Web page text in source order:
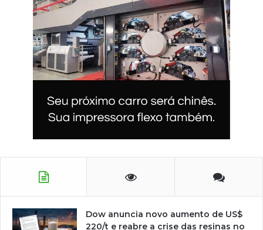
Dow anuncia novo aumento de US$
220/t e reabre a crise das resinas no